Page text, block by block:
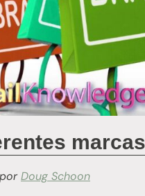
porDoug Schoon